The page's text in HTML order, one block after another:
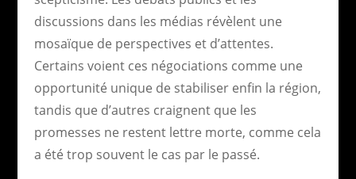
discussions dans les médias révèlent une
mosaïque de perspectives et d’attentes.
Certains voient ces négociations comme une
opportunité unique de stabiliser enfin la région,
tandis que d’autres craignent que les
promesses ne restent lettre morte, comme cela
a été trop souvent le cas par le passé.